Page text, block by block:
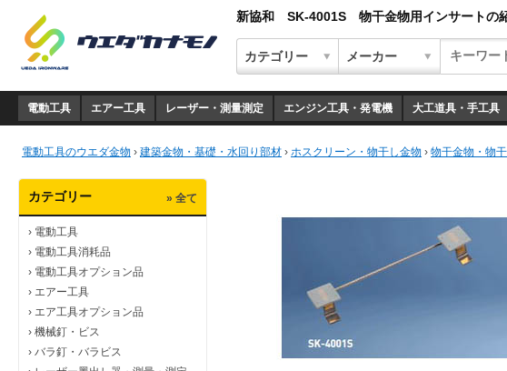
新協和 SK-4001S 物干金物用インサートの
電動工具 エアー工具 レーザー・測量測定 エンジン工具・発電機 大工道具・手工具
電動工具のウエダ金物 › 建築金物・基礎・水回り部材 › ホスクリーン・物干し金物 › 物干金物・物
カテゴリー » 全て
› 電動工具
› 電動工具消耗品
› 電動工具オプション品
› エアー工具
› エア工具オプション品
› 機械釘・ビス
› バラ釘・バラビス